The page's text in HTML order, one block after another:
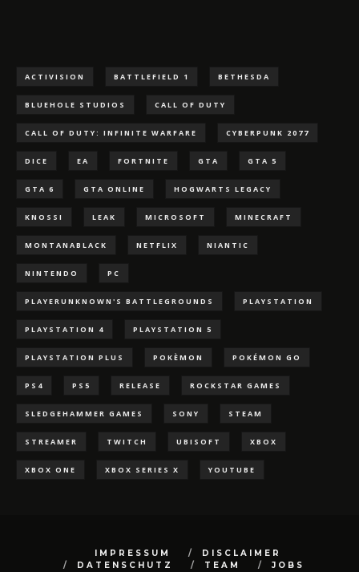
ACTIVISION BATTLEFIELD 1 BETHESDA
BLUEHOLE STUDIOS CALL OF DUTY
CALL OF DUTY: INFINITE WARFARE CYBERPUNK 2077
DICE EA FORTNITE GTA GTA 5
GTA 6 GTA ONLINE HOGWARTS LEGACY
KNOSSI LEAK MICROSOFT MINECRAFT
MONTANABLACK NETFLIX NIANTIC
NINTENDO PC
PLAYERUNKNOWN'S BATTLEGROUNDS PLAYSTATION
PLAYSTATION 4 PLAYSTATION 5
PLAYSTATION PLUS POKÈMON POKÉMON GO
PS4 PS5 RELEASE ROCKSTAR GAMES
SLEDGEHAMMER GAMES SONY STEAM
STREAMER TWITCH UBISOFT XBOX
XBOX ONE XBOX SERIES X YOUTUBE
IMPRESSUM
DISCLAIMER
DATENSCHUTZ
TEAM
JOBS